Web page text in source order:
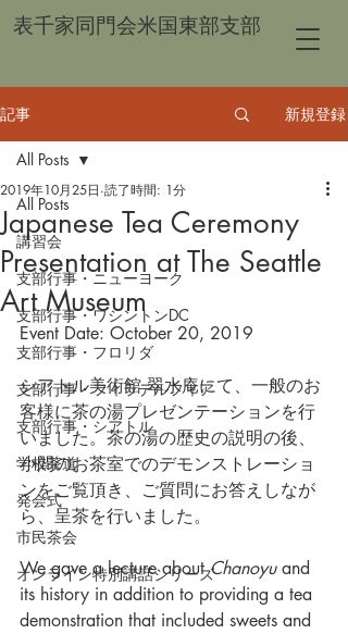
表千家同門会米国東部支部
記事 新規登録
All Posts
講習会
支部行事・ニューヨーク
支部行事・ワシントンDC
支部行事・フロリダ
支部行事・フィラデルフィア
支部行事・シアトル
学校茶道
発会式
市民茶会
オンライン特別講話シリーズ
All Posts
Japanese Tea Ceremony
Presentation at The Seattle
Art Museum
2019年10月25日 読了時間: 1分
Event Date: October 20, 2019
シアトル美術館 翠水庵にて、一般のお
客様に茶の湯プレゼンテーションを行
いました。茶の湯の歴史の説明の後、
小間のお茶室でのデモンストレーショ
ンをご覧頂き、ご質問にお答えしなが
ら、呈茶を行いました。
We gave a lecture about Chanoyu and
its history in addition to providing a tea
demonstration that included sweets and